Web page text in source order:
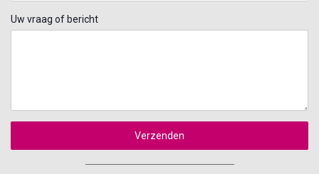
Uw vraag of bericht
Verzenden